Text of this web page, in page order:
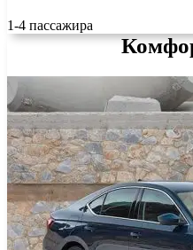
1-4 пассажира